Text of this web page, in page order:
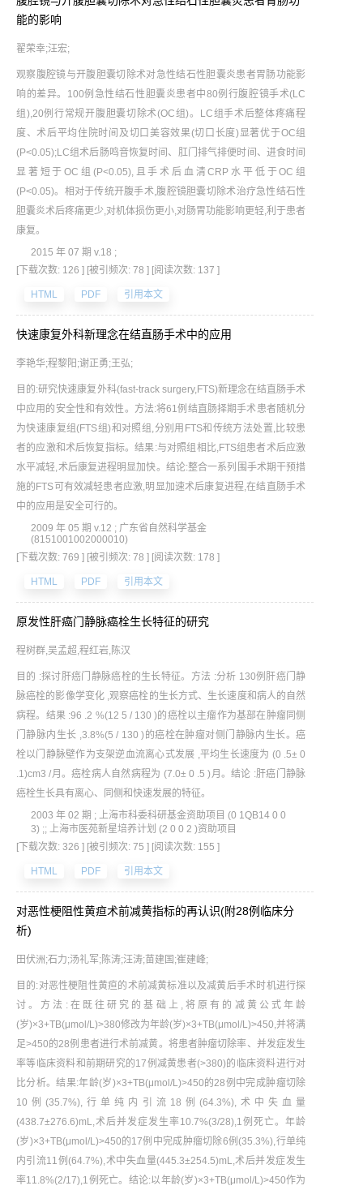
能的影响
翟荣幸;汪宏;
观察腹腔镜与开腹胆囊切除术对急性结石性胆囊炎患者胃肠功能影
响的差异。100例急性结石性胆囊炎患者中80例行腹腔镜手术(LC
组),20例行常规开腹胆囊切除术(OC组)。LC组手术后整体疼痛程
度、术后平均住院时间及切口美容效果(切口长度)显著优于OC组
(P<0.05);LC组术后肠鸣音恢复时间、肛门排气排便时间、进食时间
显著短于OC组(P<0.05),且手术后血清CRP水平低于OC组
(P<0.05)。相对于传统开腹手术,腹腔镜胆囊切除术治疗急性结石性
胆囊炎术后疼痛更少,对机体损伤更小,对肠胃功能影响更轻,利于患者
康复。
2015 年 07 期 v.18 ;
[下载次数: 126 ] [被引频次: 78 ] [阅读次数: 137 ]
HTML PDF 引用本文
快速康复外科新理念在结直肠手术中的应用
李艳华;程黎阳;谢正勇;王弘;
目的:研究快速康复外科(fast-track surgery,FTS)新理念在结直肠手术
中应用的安全性和有效性。方法:将61例结直肠择期手术患者随机分
为快速康复组(FTS组)和对照组,分别用FTS和传统方法处置,比较患
者的应激和术后恢复指标。结果:与对照组相比,FTS组患者术后应激
水平减轻,术后康复进程明显加快。结论:整合一系列围手术期干预措
施的FTS可有效减轻患者应激,明显加速术后康复进程,在结直肠手术
中的应用是安全可行的。
2009 年 05 期 v.12 ; 广东省自然科学基金
(8151001002000010)
[下载次数: 769 ] [被引频次: 78 ] [阅读次数: 178 ]
HTML PDF 引用本文
原发性肝癌门静脉癌栓生长特征的研究
程树群,吴孟超,程红岩,陈汉
目的 :探讨肝癌门静脉癌栓的生长特征。方法 :分析 130例肝癌门静
脉癌栓的影像学变化 ,观察癌栓的生长方式、生长速度和病人的自然
病程。结果 :96 .2 %(12 5 / 130 )的癌栓以主瘤作为基部在肿瘤同侧
门静脉内生长 ,3.8%(5 / 130 )的癌栓在肿瘤对侧门静脉内生长。癌
栓以门静脉壁作为支架逆血流离心式发展 ,平均生长速度为 (0 .5± 0
.1)cm3 /月。癌栓病人自然病程为 (7.0± 0 .5 )月。结论 :肝癌门静脉
癌栓生长具有离心、同侧和快速发展的特征。
2003 年 02 期 ; 上海市科委科研基金资助项目 (0 1QB14 0 0
3) ;; 上海市医苑新星培养计划 (2 0 0 2 )资助项目
[下载次数: 326 ] [被引频次: 75 ] [阅读次数: 155 ]
HTML PDF 引用本文
对恶性梗阻性黄疸术前减黄指标的再认识(附28例临床分
析)
田伏洲;石力;汤礼军;陈涛;汪涛;苗建国;崔建峰;
目的:对恶性梗阻性黄疸的术前减黄标准以及减黄后手术时机进行探
讨。方法:在既往研究的基础上,将原有的减黄公式年龄
(岁)×3+TB(μmol/L)>380修改为年龄(岁)×3+TB(μmol/L)>450,并将满
足>450的28例患者进行术前减黄。将患者肿瘤切除率、并发症发生
率等临床资料和前期研究的17例减黄患者(>380)的临床资料进行对
比分析。结果:年龄(岁)×3+TB(μmol/L)>450的28例中完成肿瘤切除
10例(35.7%),行单纯内引流18例(64.3%),术中失血量
(438.7±276.6)mL,术后并发症发生率10.7%(3/28),1例死亡。年龄
(岁)×3+TB(μmol/L)>450的17例中完成肿瘤切除6例(35.3%),行单纯
内引流11例(64.7%),术中失血量(445.3±254.5)mL,术后并发症发生
率11.8%(2/17),1例死亡。结论:以年龄(岁)×3+TB(μmol/L)>450作为